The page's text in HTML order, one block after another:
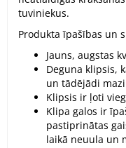
tuviniekus.
Produkta īpašības un
Jauns, augstas
Deguna klipsis,
un tādējādi
Klipsis ir ļoti
Klipa galos ir
pastiprinātas
laikā neuula un